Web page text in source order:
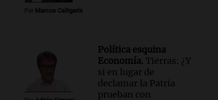
Por Marcos Calligaris
Política esquina
Economía. Tierras: ¿Y
si en lugar de
declamar la Patria
prueban con